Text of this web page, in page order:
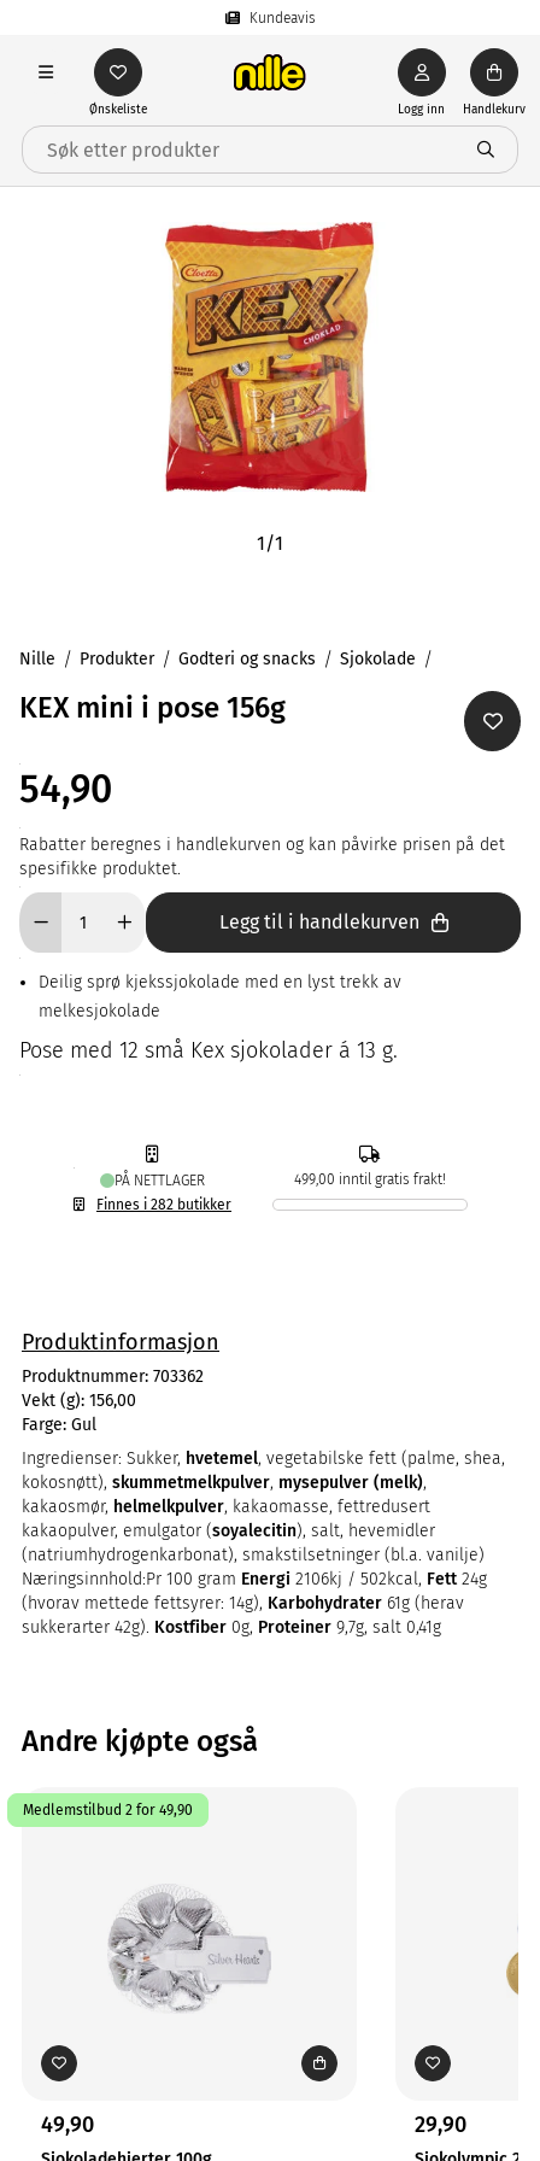
Kundeavis
Ønskeliste Logg inn Handlekurv
1/1
Nille Produkter Godteri og snacks Sjokolade
KEX mini i pose 156g
54,90
Rabatter beregnes i handlekurven og kan påvirke prisen på det
spesifikke produktet.
Legg til i handlekurven
Deilig sprø kjekssjokolade med en lyst trekk av
melkesjokolade
Pose med 12 små Kex sjokolader á 13 g.
PÅ NETTLAGER
Finnes i 282 butikker
499,00 inntil gratis frakt!
Produktinformasjon
Produktnummer: 703362
Vekt (g): 156,00
Farge: Gul
Ingredienser: Sukker, hvetemel, vegetabilske fett (palme, shea,
kokosnøtt), skummetmelkpulver, mysepulver (melk),
kakaosmør, helmelkpulver, kakaomasse, fettredusert
kakaopulver, emulgator (soyalecitin), salt, hevemidler
(natriumhydrogenkarbonat), smakstilsetninger (bl.a. vanilje)
Næringsinnhold:Pr 100 gram Energi 2106kj / 502kcal, Fett24g
(hvorav mettede fettsyrer: 14g), Karbohydrater 61g (herav
sukkerarter 42g). Kostfiber 0g, Proteiner 9,7g, salt 0,41g
Andre kjøpte også
Medlemstilbud 2 for 49,90
49,90 29,90